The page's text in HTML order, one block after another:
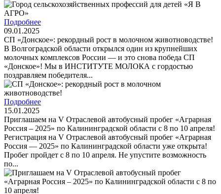
Подробнее
09.01.2025
СП «Донское»: рекордный рост в молочном животноводстве!
В Волгоградской области открылся один из крупнейших
молочных комплексов России — и это снова победа СП
«Донское»! Мы в ИНСТИТУТЕ МОЛОКА с гордостью
поздравляем победителя...
Подробнее
15.01.2025
Приглашаем на V Отраслевой автобусный пробег «Аграрная
Россия – 2025» по Калининградской области с 8 по 10 апреля!
Регистрация на V Отраслевой автобусный пробег «Аграрная
Россия — 2025» по Калининградской области уже открыта!
Пробег пройдет с 8 по 10 апреля. Не упустите возможность
по...